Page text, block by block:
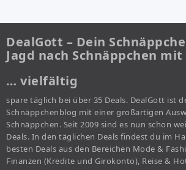
DealGott – Dein
Jagd nach Schnäppchen
… vielfältig
spare täglich bei über 35 Deals. DealGott ist
Schnäppchenblog mit einer großartigen
Schnäppchen. Seit 2009 sind es nun schon
Deals. In den täglichen Deals findest du im
besten Deals aus den Bereichen Mode &
Finanzen (Kredite und Girokonto), Reise &